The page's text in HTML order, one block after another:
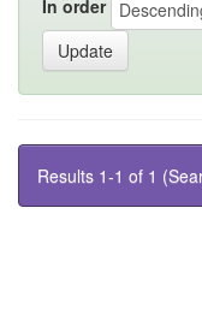
In order
Results 1-1 of 1